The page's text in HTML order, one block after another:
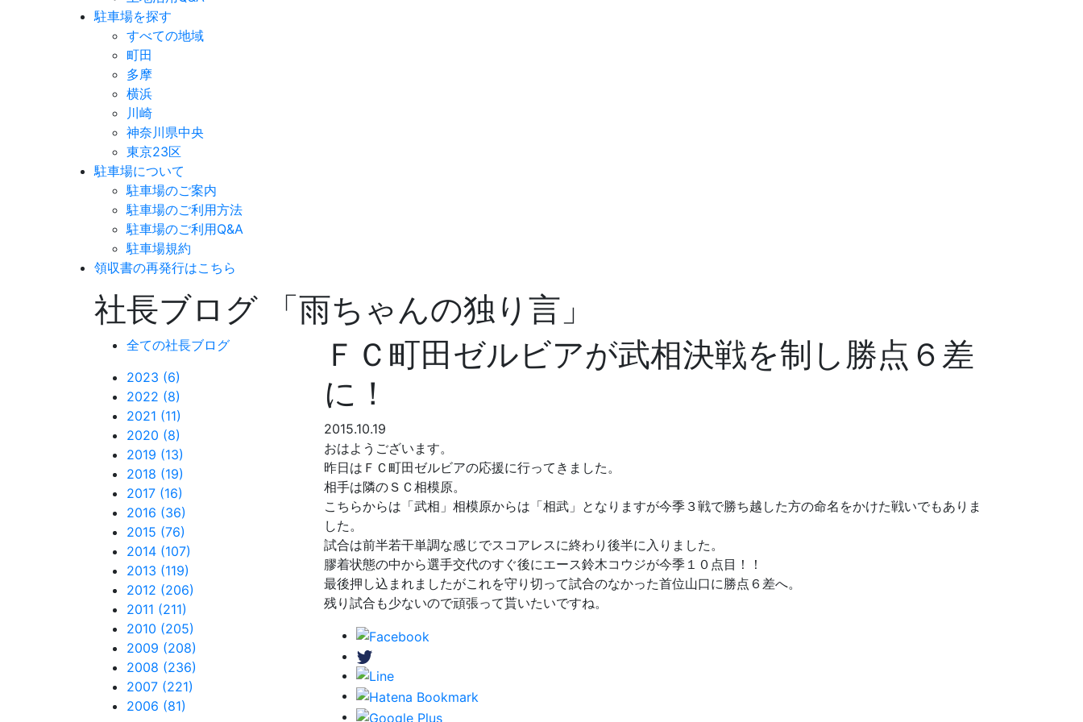
駐車場を探す
すべての地域
町田
多摩
横浜
川崎
神奈川県中央
東京23区
駐車場について
駐車場のご案内
駐車場のご利用方法
駐車場のご利用Q&A
駐車場規約
領収書の再発行はこちら
社長ブログ 「雨ちゃんの独り言」
全ての社長ブログ
2023 (6)
2022 (8)
2021 (11)
2020 (8)
2019 (13)
2018 (19)
2017 (16)
2016 (36)
2015 (76)
2014 (107)
2013 (119)
2012 (206)
2011 (211)
2010 (205)
2009 (208)
2008 (236)
2007 (221)
2006 (81)
ＦＣ町田ゼルビアが武相決戦を制し勝点６差
に！
2015.10.19
おはようございます。
昨日はＦＣ町田ゼルビアの応援に行ってきました。
相手は隣のＳＣ相模原。
こちらからは「武相」相模原からは「相武」となりますが今季３戦で勝ち越した方の命名をかけた戦いでもありま
した。
試合は前半若干単調な感じでスコアレスに終わり後半に入りました。
膠着状態の中から選手交代のすぐ後にエース鈴木コウジが今季１０点目！！
最後押し込まれましたがこれを守り切って試合のなかった首位山口に勝点６差へ。
残り試合も少ないので頑張って貰いたいですね。